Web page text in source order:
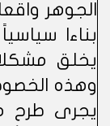
الجوهر
بناءا
يخلق
وهذه
يجرى طرح